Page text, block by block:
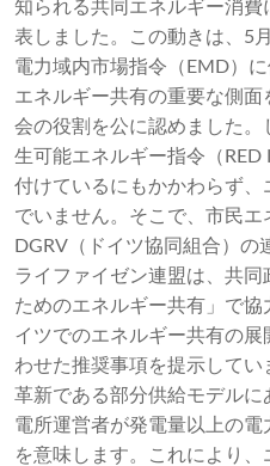
知られる共同エネルギー消
表しました。この動きは、5
電力域内市場指令（EMD）
エネルギー共有の重要な側
会の役割を公に認めました
生可能エネルギー指令（
付けているにもかかわらず
でいません。そこで、市民エ
DGRV（ドイツ協同組合）の
ライファイゼン連盟は、共
ためのエネルギー共有」で
イツでのエネルギー共有の
わせた推奨事項を提示して
革新である部分供給モデル
電所運営者が発電量以上の
を意味します。これにより